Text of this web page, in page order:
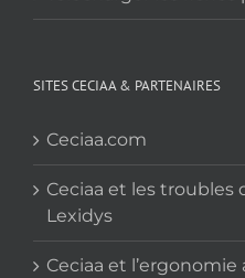
SITES CECIAA & PARTENAIRES
Ceciaa.com
Ceciaa et les troubles
Lexidys
Ceciaa et